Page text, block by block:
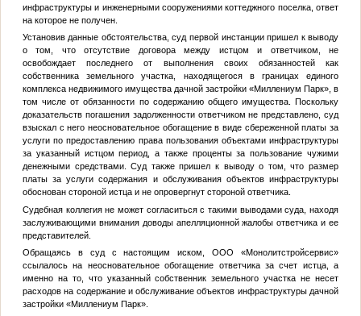
инфраструктуры и инженерными сооружениями коттеджного поселка, ответ
на которое не получен.
Установив данные обстоятельства, суд первой инстанции пришел к выводу
о том, что отсутствие договора между истцом и ответчиком, не
освобождает последнего от выполнения своих обязанностей как
собственника земельного участка, находящегося в границах единого
комплекса недвижимого имущества дачной застройки «Миллениум Парк», в
том числе от обязанности по содержанию общего имущества. Поскольку
доказательств погашения задолженности ответчиком не представлено, суд
взыскал с него неосновательное обогащение в виде сбереженной платы за
услуги по предоставлению права пользования объектами инфраструктуры
за указанный истцом период, а также проценты за пользование чужими
денежными средствами. Суд также пришел к выводу о том, что размер
платы за услуги содержания и обслуживания объектов инфраструктуры
обоснован стороной истца и не опровергнут стороной ответчика.
Судебная коллегия не может согласиться с такими выводами суда, находя
заслуживающими внимания доводы апелляционной жалобы ответчика и ее
представителей.
Обращаясь в суд с настоящим иском, ООО «Монолитстройсервис»
ссылалось на неосновательное обогащение ответчика за счет истца, а
именно на то, что указанный собственник земельного участка не несет
расходов на содержание и обслуживание объектов инфраструктуры дачной
застройки «Миллениум Парк».